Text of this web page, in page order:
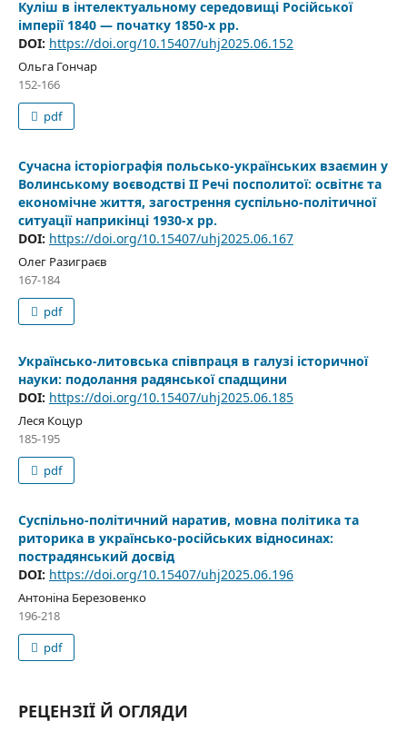
Куліш в інтелектуальному середовищі Російської
імперії 1840 — початку 1850-х рр.
DOI: https://doi.org/10.15407/uhj2025.06.152
Ольга Гончар
152-166
pdf
Сучасна історіографія польсько-українських взаємин у
Волинському воєводстві II Речі посполитої: освітнє та
економічне життя, загострення суспільно-політичної
ситуації наприкінці 1930-х рр.
DOI: https://doi.org/10.15407/uhj2025.06.167
Олег Разиграєв
167-184
pdf
Українсько-литовська співпраця в галузі історичної
науки: подолання радянської спадщини
DOI: https://doi.org/10.15407/uhj2025.06.185
Леся Коцур
185-195
pdf
Суспільно-політичний наратив, мовна політика та
риторика в українсько-російських відносинах:
пострадянський досвід
DOI: https://doi.org/10.15407/uhj2025.06.196
Антоніна Березовенко
196-218
pdf
РЕЦЕНЗІЇ Й ОГЛЯДИ